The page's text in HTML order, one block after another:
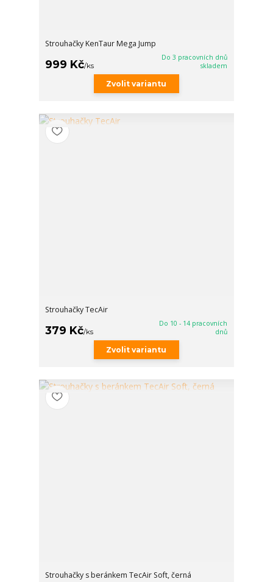
Strouhačky KenTaur Mega Jump
999 Kč/ks
Do 3 pracovních dnů
skladem
Zvolit variantu
Strouhačky TecAir
379 Kč/ks
Do 10 - 14 pracovních
dnů
Zvolit variantu
Strouhačky s beránkem TecAir Soft, černá